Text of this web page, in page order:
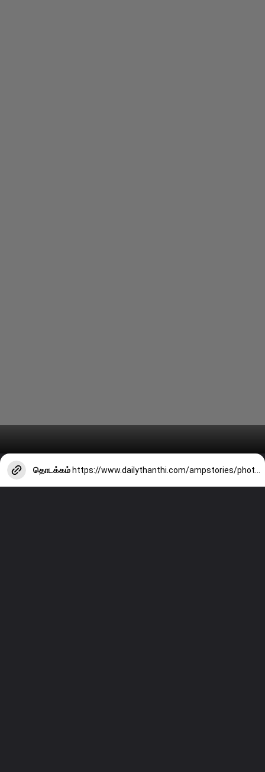
தொடக்கம் https://www.dailythanthi.com/ampstories/photo-story/sunday-special-delicious-mutton-leg-soup